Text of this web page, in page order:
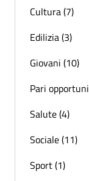
Cultura (7)
Edilizia (3)
Giovani (10)
Pari
Salute (4)
Sociale (11)
Sport (1)